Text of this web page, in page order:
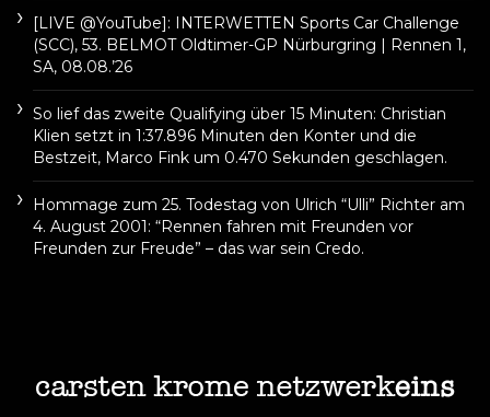
[LIVE @YouTube]: INTERWETTEN Sports Car Challenge
(SCC), 53. BELMOT Oldtimer-GP Nürburgring | Rennen 1,
SA, 08.08.’26
So lief das zweite Qualifying über 15 Minuten: Christian
Klien setzt in 1:37.896 Minuten den Konter und die
Bestzeit, Marco Fink um 0.470 Sekunden geschlagen.
Hommage zum 25. Todestag von Ulrich “Ulli” Richter am
4. August 2001: “Rennen fahren mit Freunden vor
Freunden zur Freude” – das war sein Credo.